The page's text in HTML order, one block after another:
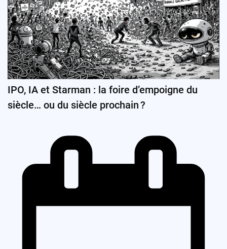
IPO, IA et Starman : la foire d’empoigne du
siècle… ou du siècle prochain ?